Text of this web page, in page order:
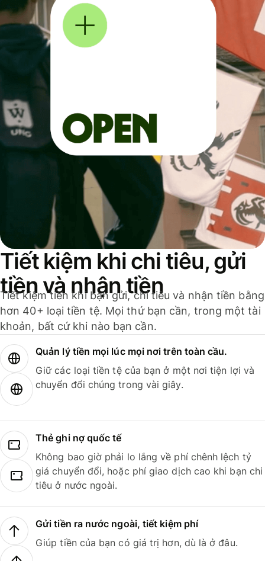
Tiết kiệm khi chi tiêu, gửi
tiền và nhận tiền
Tiết kiệm tiền khi bạn gửi, chi tiêu và nhận tiền bằng
hơn 40+ loại tiền tệ. Mọi thứ bạn cần, trong một tài
khoản, bất cứ khi nào bạn cần.
Quản lý tiền mọi lúc mọi nơi trên toàn cầu.
Giữ các loại tiền tệ của bạn ở một nơi tiện lợi và
chuyển đổi chúng trong vài giây.
Thẻ ghi nợ quốc tế
Không bao giờ phải lo lắng về phí chênh lệch tỷ
giá chuyển đổi, hoặc phí giao dịch cao khi bạn chi
tiêu ở nước ngoài.
Gửi tiền ra nước ngoài, tiết kiệm phí
Giúp tiền của bạn có giá trị hơn, dù là ở đâu.